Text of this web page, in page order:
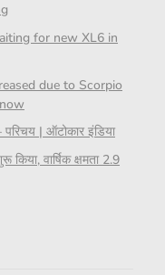
for new XL6 in
due to Scorpio
| ऑटोकार इंडिया
वार्षिक क्षमता 2.9